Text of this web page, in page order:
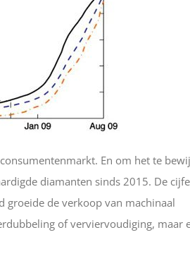
En om het te
diamanten sinds 2015. De
groeide de verkoop van machinaal
of verviervoudiging, maar